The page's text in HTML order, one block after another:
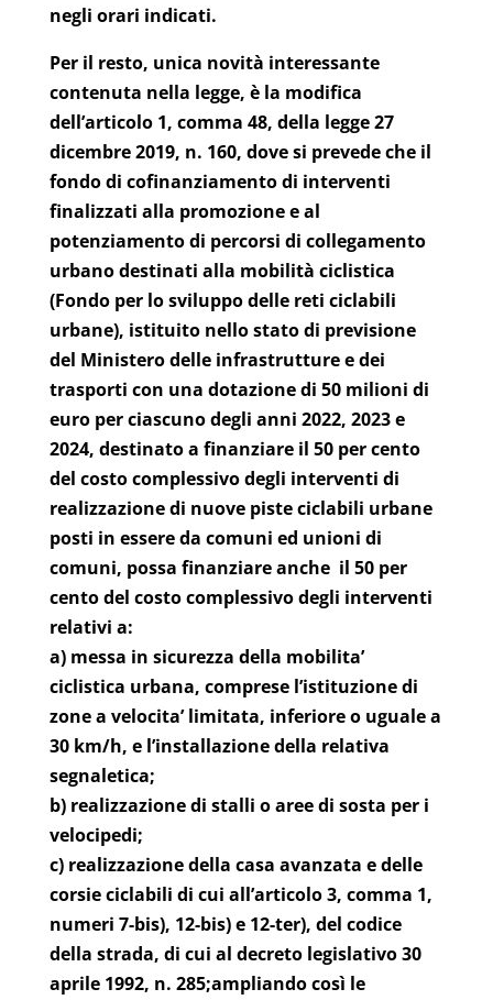
negli orari indicati.
Per il resto, unica novità interessante
contenuta nella legge, è la modifica
dell’articolo 1, comma 48, della legge 27
dicembre 2019, n. 160, dove si prevede che il
fondo di cofinanziamento di interventi
finalizzati alla promozione e al
potenziamento di percorsi di collegamento
urbano destinati alla mobilità ciclistica
(Fondo per lo sviluppo delle reti ciclabili
urbane), istituito nello stato di previsione
del Ministero delle infrastrutture e dei
trasporti con una dotazione di 50 milioni di
euro per ciascuno degli anni 2022, 2023 e
2024, destinato a finanziare il 50 per cento
del costo complessivo degli interventi di
realizzazione di nuove piste ciclabili urbane
posti in essere da comuni ed unioni di
comuni, possa finanziare anche il 50 per
cento del costo complessivo degli interventi
relativi a:
a) messa in sicurezza della mobilita’
ciclistica urbana, comprese l’istituzione di
zone a velocita’ limitata, inferiore o uguale a
30 km/h, e l’installazione della relativa
segnaletica;
b) realizzazione di stalli o aree di sosta per i
velocipedi;
c) realizzazione della casa avanzata e delle
corsie ciclabili di cui all’articolo 3, comma 1,
numeri 7-bis), 12-bis) e 12-ter), del codice
della strada, di cui al decreto legislativo 30
aprile 1992, n. 285;ampliando così le